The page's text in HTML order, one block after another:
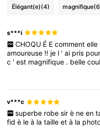
Élégant(e)(4) magnifique
s***i
CHOQU É E comment elle
amoureuse !! je l 'ai pris pour
c 'est magnifique . belle
v***c
superbe robe sir è ne en
fidè leà latailleetà la